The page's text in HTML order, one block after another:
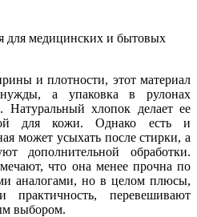
для медицинских и бытовых
и плотности, этот материал
нужды, а упаковка в рулонах
Натуральный хлопок делает ее
для кожи. Однако есть и
может усыхать после стирки, а
дополнительной обработки.
что она менее прочна по
аналогами, но в целом плюсы,
практичность, перевешивают
выбором.